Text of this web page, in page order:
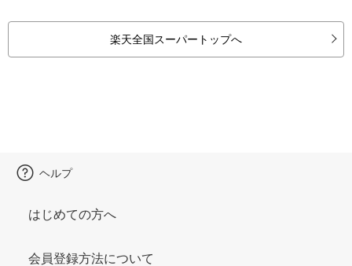
楽天全国スーパートップへ
ヘルプ
はじめての方へ
会員登録方法について